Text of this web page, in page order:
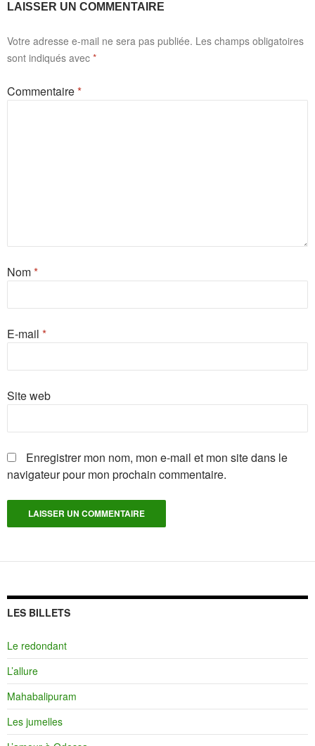
LAISSER UN COMMENTAIRE
Votre adresse e-mail ne sera pas publiée. Les champs obligatoires
sont indiqués avec *
Commentaire*
Nom*
E-mail *
Site web
Enregistrer mon nom, mon e-mail et mon site dans le
navigateur pour mon prochain commentaire.
LES BILLETS
Le redondant
L’allure
Mahabalipuram
Les jumelles